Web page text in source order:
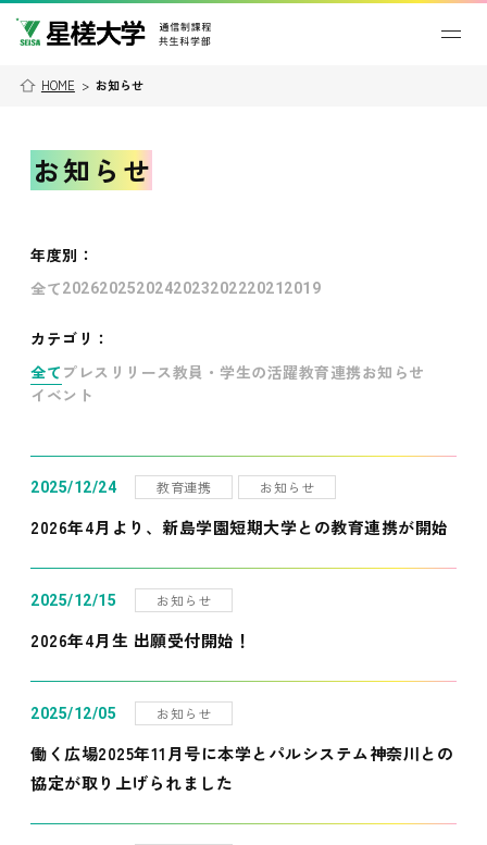
HOME > お知らせ
お知らせ
年度別 ：
全て202620252024202320222021 2019
カテゴリ：
全て プレスリリース教員・学生の活躍教育連携お知らせ
イベント
2025/12/24 教育連携 お知らせ
2026年4月より、新島学園短期大学との教育連携が開始
2025/12/15 お知らせ
2026年4月生 出願受付開始！
2025/12/05 お知らせ
働く広場2025年11月号に本学とパルシステム神奈川との
協定が取り上げられました